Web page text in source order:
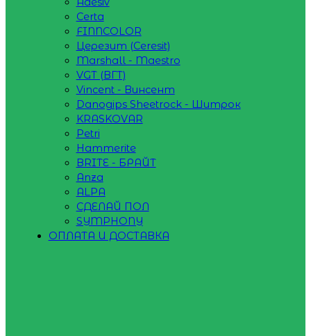
Certa
FINNCOLOR
Церезит (Ceresit)
Marshall - Maestro
VGT (ВГТ)
Vincent - Винсент
Danogips Sheetrock - Шитрок
KRASKOVAR
Petri
Hammerite
BRITE - БРАЙТ
Anza
ALPA
СДЕЛАЙ ПОЛ
SYMPHONY
ОПЛАТА И ДОСТАВКА